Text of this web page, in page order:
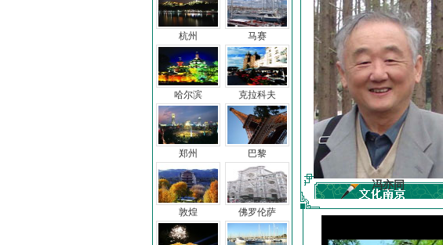
杭州
哈尔滨
郑州
敦煌
马赛
克拉科夫
巴黎
佛罗伦萨
冯亦同